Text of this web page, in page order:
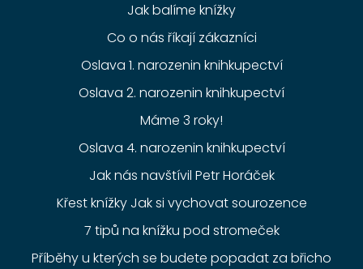
Jak balíme knížky
Co o nás říkají zákazníci
Oslava 1. narozenin knihkupectví
Oslava 2. narozenin knihkupectví
Máme 3 roky!
Oslava 4. narozenin knihkupectví
Jak nás navštívil Petr Horáček
Křest knížky Jak si vychovat sourozence
7 tipů na knížku pod stromeček
Příběhy u kterých se budete popadat za břicho